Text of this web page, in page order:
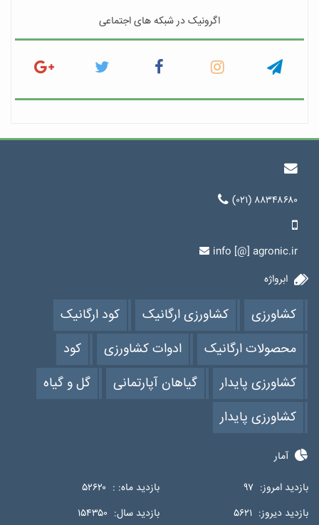
اگرونیک در شبکه های اجتماعی
(۰۲۱) ۸۸۳۴۸۶۸۰
info [@] agronic.ir
ابرواژه
کشاورزی کشاورزی ارگانیک
کود ارگانیک
محصولات ارگانیک
ادوات کشاورزی
کود
کشاورزی پایدار
گیاهان آپارتمانی
گل و گیاه
کشاورزی پایدار
آمار
بازدید امروز: ۹۷ بازدید ماه: : ۵۲۶۲۰
بازدید دیروز: ۵۶۲۱ بازدید سال: ۱۵۴۳۵۰